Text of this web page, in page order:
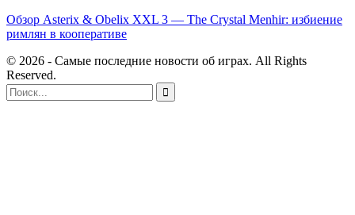
Обзор Asterix & Obelix XXL 3 — The Crystal Menhir: избиение
римлян в кооперативе
© 2026 - Самые последние новости об играх. All Rights
Reserved.